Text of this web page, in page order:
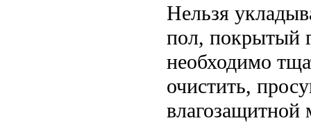
Нельзя
пол, покрытый
необходимо
очистить,
влагозащитной